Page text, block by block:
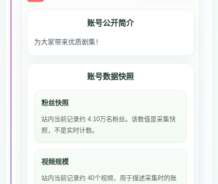
账号公开简介
为大家带来优质剧集！
账号数据快照
粉丝快照
站内当前记录约 4.10万名粉丝。该数值是采集快
照，不是实时计数。
视频规模
站内当前记录约 40个视频，用于描述采集时的账